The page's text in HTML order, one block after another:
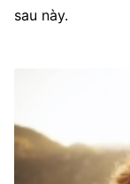
sau này.